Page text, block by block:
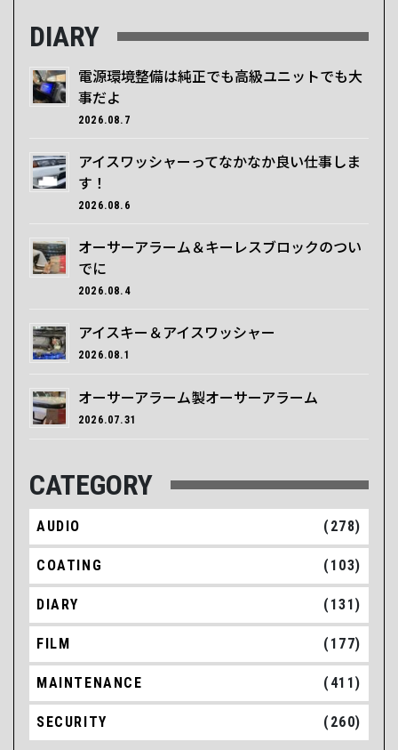
DIARY
電源環境整備は純正でも高級ユニットでも大
事だよ
2026.08.7
アイスワッシャーってなかなか良い仕事しま
す！
2026.08.6
オーサーアラーム＆キーレスブロックのつい
でに
2026.08.4
アイスキー＆アイスワッシャー
2026.08.1
オーサーアラーム製オーサーアラーム
2026.07.31
CATEGORY
AUDIO (278)
COATING (103)
DIARY (131)
FILM (177)
MAINTENANCE (411)
SECURITY (260)